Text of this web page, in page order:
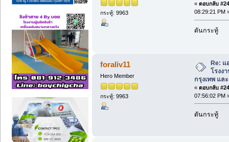
กระทู้: 9963
« ตอบกลับ
08:29:21 PM
ดันกระทู้
foraliv11
Hero Member
กระทู้: 9963
Re: แ
โรงง
กรุงเทพ แล
« ตอบกลับ
07:56:02 PM
ดันกระทู้